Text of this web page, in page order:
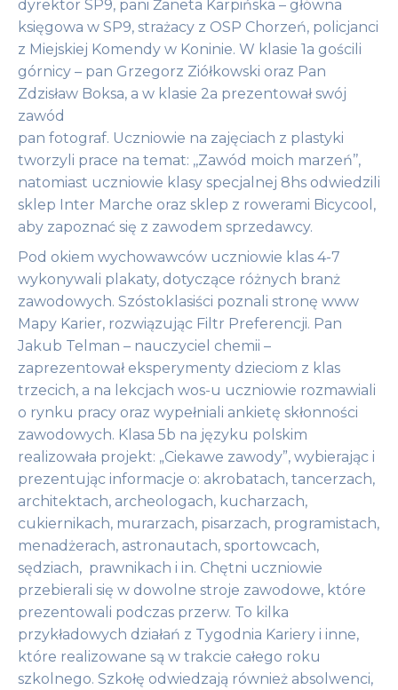
dyrektor SP9, pani Żaneta Karpińska – główna
księgowa w SP9, strażacy z OSP Chorzeń, policjanci
z Miejskiej Komendy w Koninie. W klasie 1a gościli
górnicy – pan Grzegorz Ziółkowski oraz Pan
Zdzisław Boksa, a w klasie 2a prezentował swój
zawód
pan fotograf. Uczniowie na zajęciach z plastyki
tworzyli prace na temat: ,,Zawód moich marzeń’’,
natomiast uczniowie klasy specjalnej 8hs odwiedzili
sklep Inter Marche oraz sklep z rowerami Bicycool,
aby zapoznać się z zawodem sprzedawcy.
Pod okiem wychowawców uczniowie klas 4-7
wykonywali plakaty, dotyczące różnych branż
zawodowych. Szóstoklasiści poznali stronę www
Mapy Karier, rozwiązując Filtr Preferencji. Pan
Jakub Telman – nauczyciel chemii –
zaprezentował eksperymenty dzieciom z klas
trzecich, a na lekcjach wos-u uczniowie rozmawiali
o rynku pracy oraz wypełniali ankietę skłonności
zawodowych. Klasa 5b na języku polskim
realizowała projekt: „Ciekawe zawody”, wybierając i
prezentując informacje o: akrobatach, tancerzach,
architektach, archeologach, kucharzach,
cukiernikach, murarzach, pisarzach, programistach,
menadżerach, astronautach, sportowcach,
sędziach, prawnikach i in. Chętni uczniowie
przebierali się w dowolne stroje zawodowe, które
prezentowali podczas przerw. To kilka
przykładowych działań z Tygodnia Kariery i inne,
które realizowane są w trakcie całego roku
szkolnego. Szkołę odwiedzają również absolwenci,